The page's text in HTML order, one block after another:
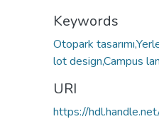
Keywords
Otopark
lot design,Campus
URI
https://